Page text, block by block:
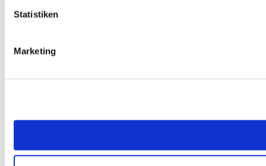
Statistiken
Marketing